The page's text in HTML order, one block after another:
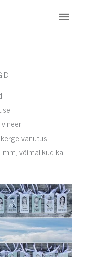
Main
Menu
vanutus
võimalikud ka